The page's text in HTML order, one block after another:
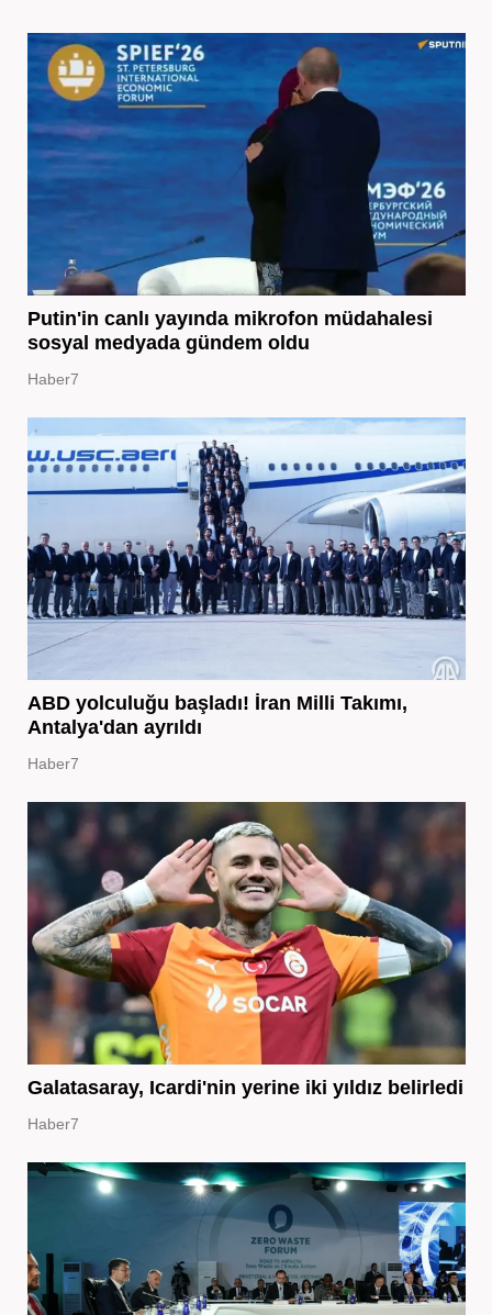
Putin'in canlı yayında mikrofon müdahalesi
sosyal medyada gündem oldu
Haber7
ABD yolculuğu başladı! İran Milli Takımı,
Antalya'dan ayrıldı
Haber7
Galatasaray, Icardi'nin yerine iki yıldız belirledi
Haber7